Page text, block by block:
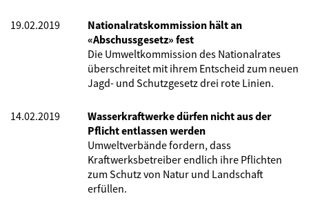
19.02.2019
Nationalratskommission hält an
«Abschussgesetz» fest
Die Umweltkommission des Nationalrates
überschreitet mit ihrem Entscheid zum neuen
Jagd- und Schutzgesetz drei rote Linien.
14.02.2019
Wasserkraftwerke dürfen nicht aus der
Pflicht entlassen werden
Umweltverbände fordern, dass
Kraftwerksbetreiber endlich ihre Pflichten
zum Schutz von Natur und Landschaft
erfüllen.